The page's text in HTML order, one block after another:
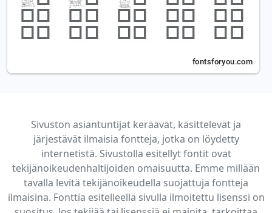
Sivuston asiantuntijat keräävät, käsittelevät ja
järjestävät ilmaisia fontteja, jotka on löydetty
internetistä. Sivustolla esitellyt fontit ovat
tekijänoikeudenhaltijoiden omaisuutta. Emme millään
tavalla levitä tekijänoikeudella suojattuja fontteja
ilmaisina. Fonttia esitelleellä sivulla ilmoitettu lisenssi on